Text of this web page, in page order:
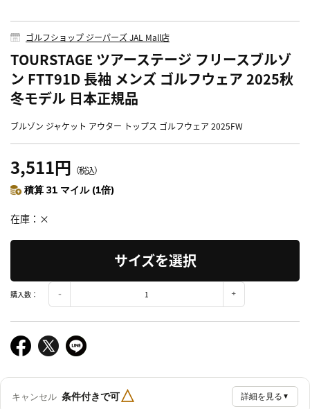
ゴルフショップ ジーパーズ JAL Mall店
TOURSTAGE ツアーステージ フリースブルゾ
ン FTT91D 長袖 メンズ ゴルフウェア 2025秋
冬モデル 日本正規品
ブルゾン ジャケット アウター トップス ゴルフウェア 2025FW
3,511円 （税込）
積算 31 マイル (1倍)
在庫 ×
サイズを選択
購入数：
キャンセル 条件付きで可△ 詳細を見る ▼